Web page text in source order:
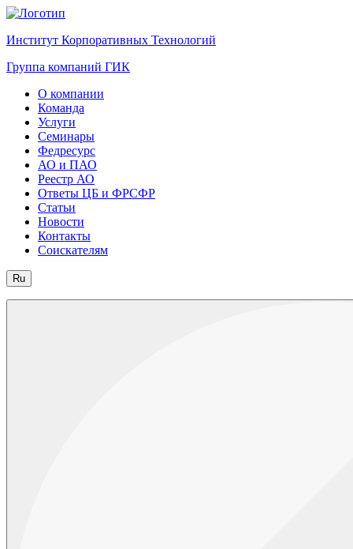
Институт Корпоративных Технологий
Группа компаний ГИК
О компании
Команда
Услуги
Семинары
Федресурс
АО и ПАО
Реестр АО
Ответы ЦБ и ФРСФР
Статьи
Новости
Контакты
Соискателям
Ru